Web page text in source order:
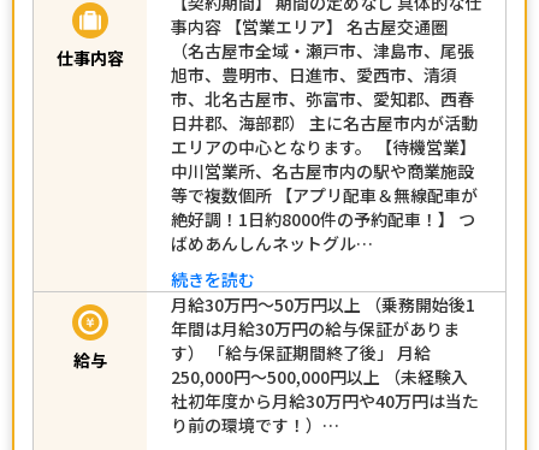
仕事内容
【契約期間】 期間の定めなし 具体的な仕
事内容 【営業エリア】 名古屋交通圏
（名古屋市全域・瀬戸市、津島市、尾張
旭市、豊明市、日進市、愛西市、清須
市、北名古屋市、弥富市、愛知郡、西春
日井郡、海部郡） 主に名古屋市内が活動
エリアの中心となります。 【待機営業】
中川営業所、名古屋市内の駅や商業施設
等で複数個所 【アプリ配車＆無線配車が
絶好調！1日約8000件の予約配車！】 つ
ばめあんしんネットグル…
続きを読む
給与
月給30万円～50万円以上 （乗務開始後1
年間は月給30万円の給与保証がありま
す） 「給与保証期間終了後」 月給
250,000円～500,000円以上 （未経験入
社初年度から月給30万円や40万円は当た
り前の環境です！）…